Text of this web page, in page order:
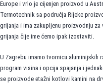
Europe i vrlo je cijenjen proizvod u
Termotechnik sa područja Rijeke
grijanja i ima zakupljenu proizvodnju
grijanja čije ime ćemo ipak izostaviti.
U Zagrebu imamo tvornicu aluminijskih
program visina i opcija spajanja i
se proizvode etažni kotlovi kamini na